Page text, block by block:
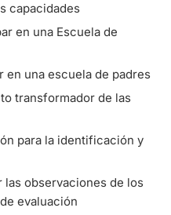
capacidades
en una Escuela de
en una escuela de padres
transformador de las
para la identificación y
las observaciones de los
evaluación